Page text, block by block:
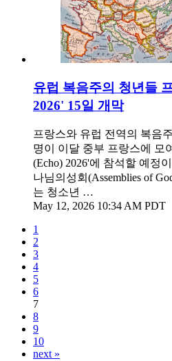
유럽 복음주의 청년들
2026' 15일 개막
프랑스와 유럽 전역의 복음
명이 이달 중부 프랑스에 모
(Echo) 2026'에 참석할 예정
나님의성회(Assemblies of
는 청소년 …
May 12, 2026 10:34 AM PDT
1
2
3
4
5
6
7
8
9
10
next »